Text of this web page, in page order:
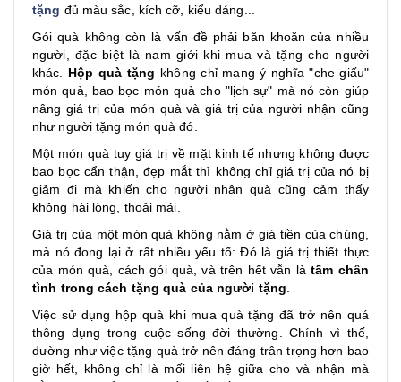
tặng đủ màu sắc, kích cỡ, kiểu dáng...
Gói quà không còn là vấn đề phải băn khoăn của nhiều
người, đặc biệt là nam giới khi mua và tặng cho người
khác. Hộp quà tặng không chỉ mang ý nghĩa "che giấu"
món quà, bao bọc món quà cho "lịch sự" mà nó còn giúp
nâng giá trị của món quà và giá trị của người nhận cũng
như người tặng món quà đó.
Một món quà tuy giá trị về mặt kinh tế nhưng không được
bao bọc cẩn thận, đẹp mắt thì không chỉ giá trị của nó bị
giảm đi mà khiến cho người nhận quà cũng cảm thấy
không hài lòng, thoải mái.
Giá trị của một món quà không nằm ở giá tiền của chúng,
mà nó đong lại ở rất nhiều yếu tố: Đó là giá trị thiết thực
của món quà, cách gói quà, và trên hết vẫn làtấm chân
tình trong cách tặng quà của người tặng
Việc sử dụng hộp quà khi mua quà tặng đã trở nên quá
thông dụng trong cuộc sống đời thường. Chính vì thế,
dường như việc tặng quà trở nên đáng trân trọng hơn bao
giờ hết, không chỉ là mối liên hệ giữa cho và nhận mà